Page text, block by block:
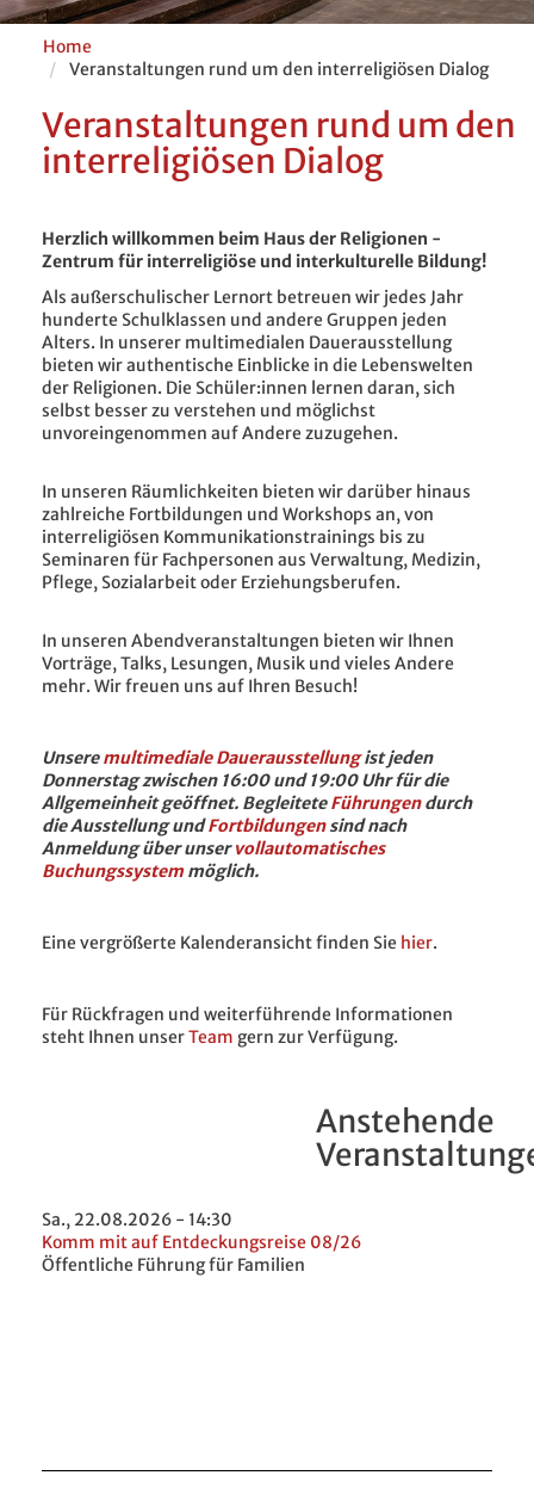
Home
Veranstaltungen rund um den interreligiösen Dialog
Veranstaltungen rund um den
interreligiösen Dialog
Herzlich willkommen beim Haus der Religionen -
Zentrum für interreligiöse und interkulturelle Bildung!
Als außerschulischer Lernort betreuen wir jedes Jahr
hunderte Schulklassen und andere Gruppen jeden
Alters. In unserer multimedialen Dauerausstellung
bieten wir authentische Einblicke in die Lebenswelten
der Religionen. Die Schüler:innen lernen daran, sich
selbst besser zu verstehen und möglichst
unvoreingenommen auf Andere zuzugehen.
In unseren Räumlichkeiten bieten wir darüber hinaus
zahlreiche Fortbildungen und Workshops an, von
interreligiösen Kommunikationstrainings bis zu
Seminaren für Fachpersonen aus Verwaltung, Medizin,
Pflege, Sozialarbeit oder Erziehungsberufen.
In unseren Abendveranstaltungen bieten wir Ihnen
Vorträge, Talks, Lesungen, Musik und vieles Andere
mehr. Wir freuen uns auf Ihren Besuch!
Unseremultimediale Dauerausstellungist jeden
Donnerstag zwischen 16:00 und 19:00 Uhr für die
Allgemeinheit geöffnet. BegleiteteFührungendurch
die Ausstellung undFortbildungensind nach
Anmeldung über unservollautomatisches
Buchungssystemmöglich.
Eine vergrößerte Kalenderansicht finden Sie hier.
Für Rückfragen und weiterführende Informationen
steht Ihnen unserTeam gern zur Verfügung.
Anstehende
Sa., 22.08.2026 - 14:30
Komm mit auf Entdeckungsreise 08/26
Öffentliche Führung für Familien